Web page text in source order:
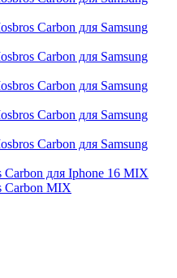
Carbon для Samsung
Carbon для Samsung
Carbon для Samsung
Carbon для Samsung
Carbon для Samsung
для Iphone 16 MIX
Carbon MIX